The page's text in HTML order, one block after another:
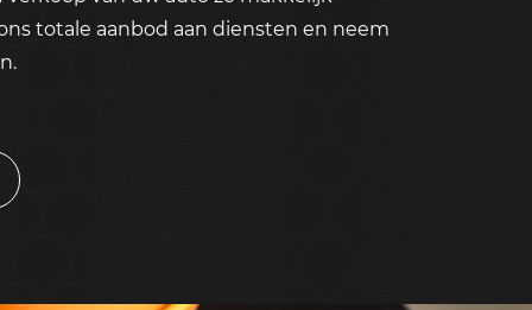
totale aanbod aan diensten en neem